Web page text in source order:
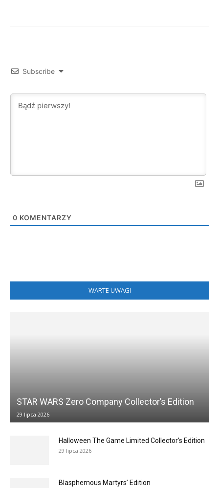
Subscribe
0 KOMENTARZY
WARTE UWAGI
STAR WARS Zero Company Collector’s Edition
29 lipca 2026
Halloween The Game Limited Collector’s Edition
29 lipca 2026
Blasphemous Martyrs’ Edition